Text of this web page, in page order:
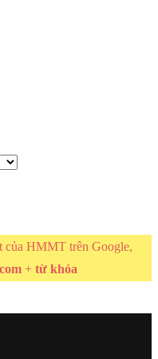
của HMMT trên Google,
+ từ khóa